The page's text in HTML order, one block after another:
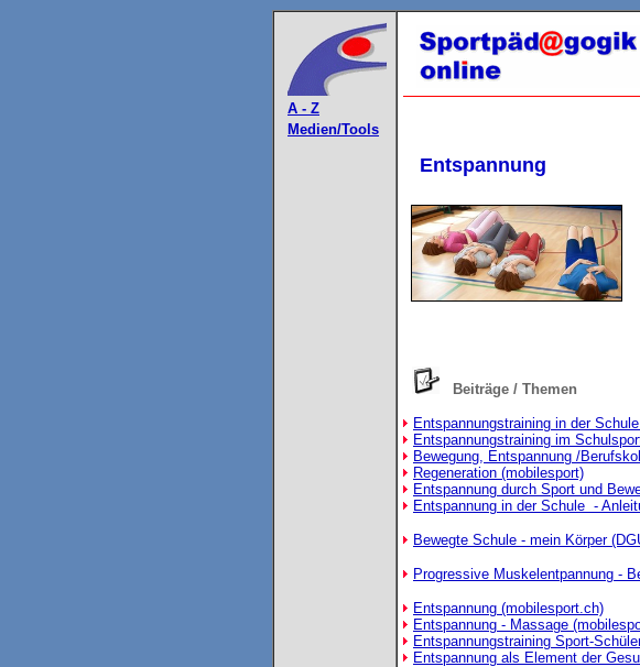
A - Z
Medien/Tools
Entspannung
Beiträge / Themen
Entspannungstraining in der
Entspannungstraining im
Bewegung, Entspannung /
Regeneration (mobilesport)
Entspannung durch Sport und
Entspannung in der Schule -
Bewegte Schule - mein Körper
Progressive Muskelentpannung -
Entspannung (mobilesport.ch)
Entspannung - Massage
Entspannungstraining Sport-
Entspannung als Element der